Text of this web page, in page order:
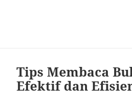
Tips Membaca
Efektif dan